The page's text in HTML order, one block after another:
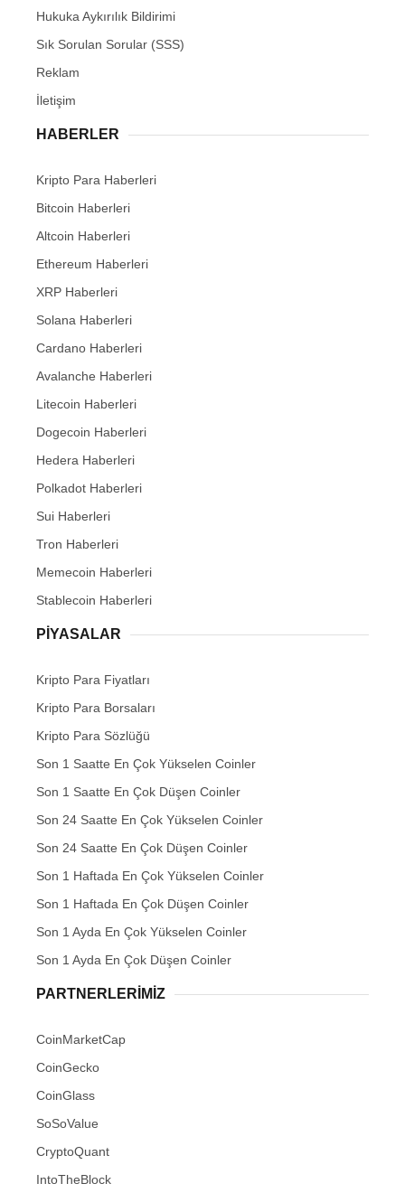
Hukuka Aykırılık Bildirimi
Sık Sorulan Sorular (SSS)
Reklam
İletişim
HABERLER
Kripto Para Haberleri
Bitcoin Haberleri
Altcoin Haberleri
Ethereum Haberleri
XRP Haberleri
Solana Haberleri
Cardano Haberleri
Avalanche Haberleri
Litecoin Haberleri
Dogecoin Haberleri
Hedera Haberleri
Polkadot Haberleri
Sui Haberleri
Tron Haberleri
Memecoin Haberleri
Stablecoin Haberleri
PIYASALAR
Kripto Para Fiyatları
Kripto Para Borsaları
Kripto Para Sözlüğü
Son 1 Saatte En Çok Yükselen Coinler
Son 1 Saatte En Çok Düşen Coinler
Son 24 Saatte En Çok Yükselen Coinler
Son 24 Saatte En Çok Düşen Coinler
Son 1 Haftada En Çok Yükselen Coinler
Son 1 Haftada En Çok Düşen Coinler
Son 1 Ayda En Çok Yükselen Coinler
Son 1 Ayda En Çok Düşen Coinler
PARTNERLERIMIZ
CoinMarketCap
CoinGecko
CoinGlass
SoSoValue
CryptoQuant
IntoTheBlock